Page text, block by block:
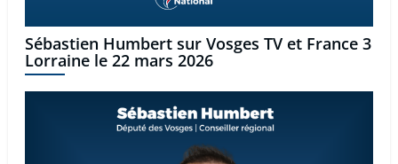
Sébastien Humbert sur Vosges TV et France 3
Lorraine le 22 mars 2026